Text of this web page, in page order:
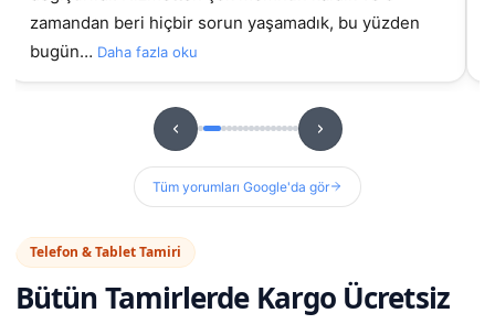
zamandan beri hiçbir sorun yaşamadık, bu yüzden
bugün… Daha fazla oku
Tüm yorumları Google'da gör
Telefon & Tablet Tamiri
Bütün Tamirlerde Kargo Ücretsiz